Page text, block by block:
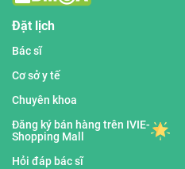
Đặt lịch
Bác sĩ
Cơ sở y tế
Chuyên khoa
Đăng ký bán hàng trên IVIE-
Shopping Mall
Hỏi đáp bác sĩ